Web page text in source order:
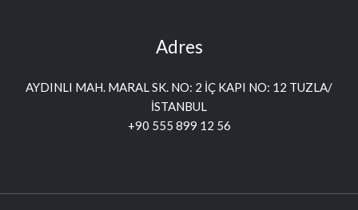
Adres
AYDINLI MAH. MARAL SK. NO: 2 İÇ KAPI NO: 12 TUZLA/
İSTANBUL
+90 555 899 12 56